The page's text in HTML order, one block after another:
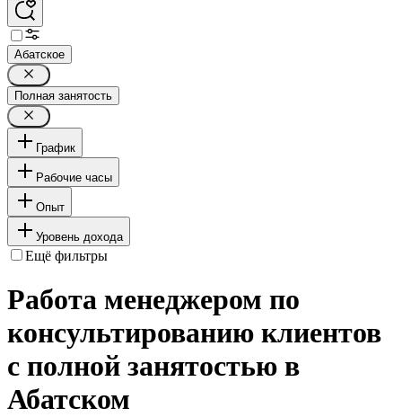
Абатское
Полная занятость
График
Рабочие часы
Опыт
Уровень дохода
Ещё фильтры
Работа менеджером по
консультированию клиентов
с полной занятостью в
Абатском